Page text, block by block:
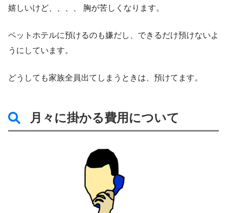
嬉しいけど、、、、 胸が苦しくなります。
ペットホテルに預けるのも嫌だし、できるだけ預けないよ
うにしています。
どうしても家族全員出てしまうときは、預けてます。
月々に掛かる費用について